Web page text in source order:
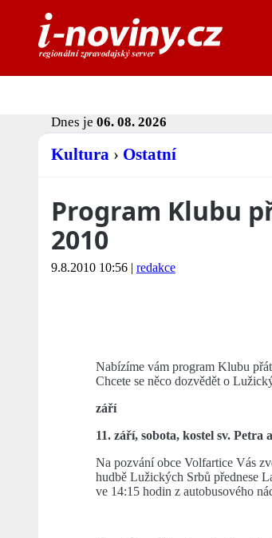
Dnes je 06. 08. 2026
Kultura › Ostatní
Program Klubu
2010
9.8.2010 10:56 | redakce
Nabízíme vám program Klubu
Chcete se něco dozvědět o
září
11. září, sobota, kostel sv.
Na pozvání obce Volfartice Vás
hudbě Lužických Srbů přednese
ve 14:15 hodin z autobusového